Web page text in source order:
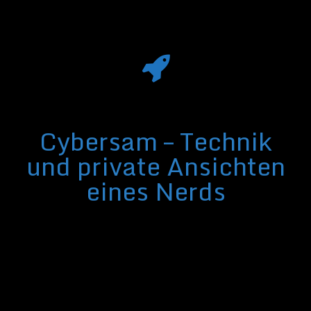
Cybersam – Technik
und private Ansichten
eines Nerds